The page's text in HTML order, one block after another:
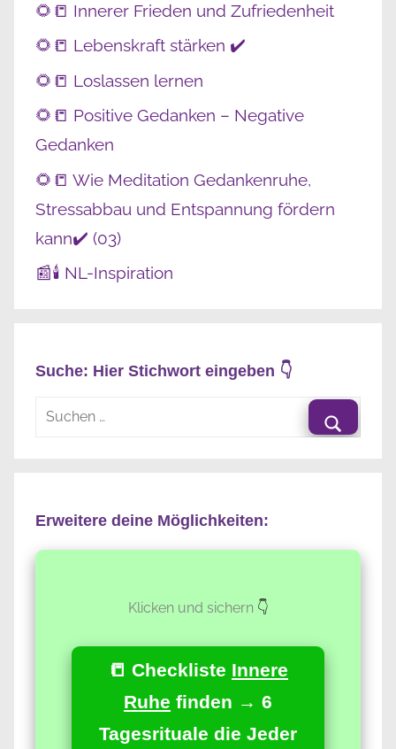
🌻📒 Innerer Frieden und Zufriedenheit
🌻📒 Lebenskraft stärken ✔️
🌻📒 Loslassen lernen
🌻📒 Positive Gedanken – Negative
Gedanken
🌻📒 Wie Meditation Gedankenruhe,
Stressabbau und Entspannung fördern
kann✔️ (03)
📰🕯️ NL-Inspiration
Suche: Hier Stichwort eingeben 👇
Suchen
Erweitere deine Möglichkeiten:
Klicken und sichern👇
📒 Checkliste Innere
Ruhe finden → 6
Tagesrituale die Jeder